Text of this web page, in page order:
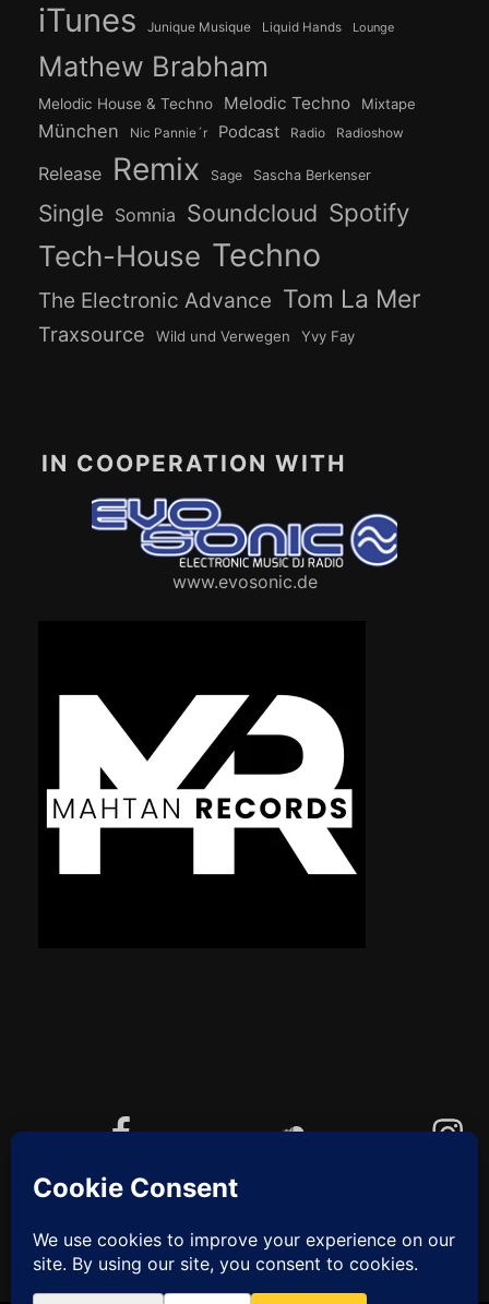
iTunes Junique Musique Liquid Hands Lounge
Mathew Brabham
Melodic House & Techno Melodic Techno Mixtape
München Nic Pannie´r Podcast Radio Radioshow
Release Remix Sage Sascha Berkenser
Single Somnia Soundcloud Spotify
Tech-House Techno
The Electronic Advance Tom La Mer
Traxsource Wild und Verwegen Yvy Fay
IN COOPERATION WITH
www.evosonic.de
YouTube
Cookie-Richtlinie (EU)
ZUM
ANFANG